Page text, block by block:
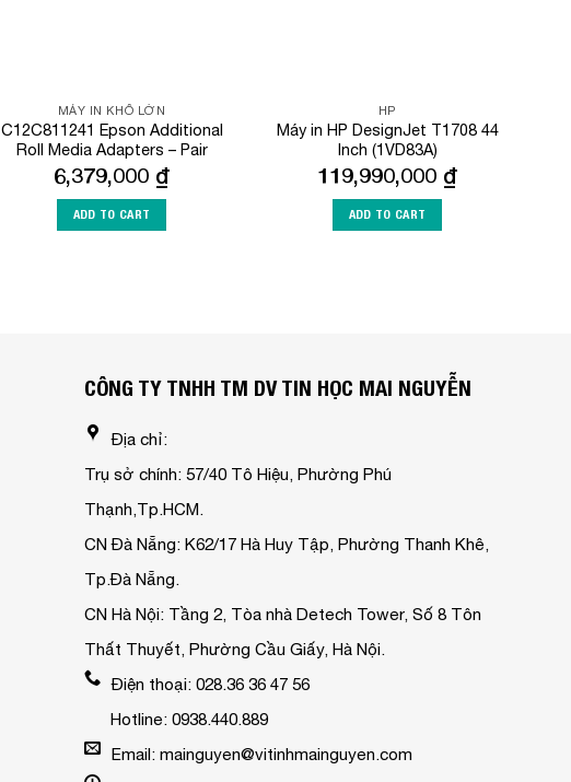
MÁY IN KHỔ LỚN
C12C811241 Epson Additional
Roll Media Adapters – Pair
6,379,000 ₫
ADD TO CART
HP
Máy in HP DesignJet T1708 44
Inch (1VD83A)
119,990,000 ₫
ADD TO CART
CÔNG TY TNHH TM DV TIN HỌC MAI NGUYỄN
Địa chỉ:
Trụ sở chính: 57/40 Tô Hiệu, Phường Phú
Thạnh,Tp.HCM.
CN Đà Nẵng: K62/17 Hà Huy Tập, Phường Thanh Khê,
Tp.Đà Nẵng.
CN Hà Nội: Tầng 2, Tòa nhà Detech Tower, Số 8 Tôn
Thất Thuyết, Phường Cầu Giấy, Hà Nội.
Điện thoại: 028.36 36 47 56
Hotline: 0938.440.889
Email: mainguyen@vitinhmainguyen.com